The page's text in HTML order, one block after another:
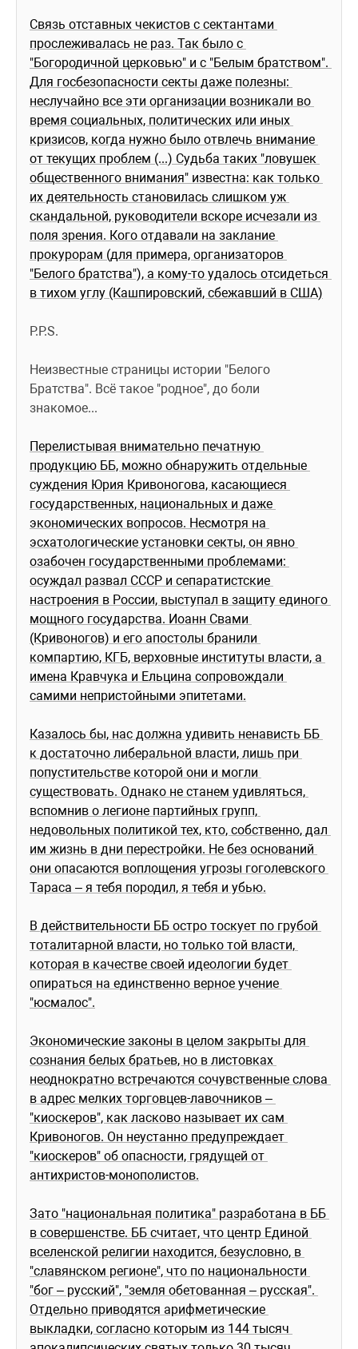
Связь отставных чекистов с сектантами
прослеживалась не раз. Так было с
"Богородичной церковью" и с "Белым братством".
Для госбезопасности секты даже полезны:
неслучайно все эти организации возникали во
время социальных, политических или иных
кризисов, когда нужно было отвлечь внимание
от текущих проблем (...) Судьба таких "ловушек
общественного внимания" известна: как только
их деятельность становилась слишком уж
скандальной, руководители вскоре исчезали из
поля зрения. Кого отдавали на заклание
прокурорам (для примера, организаторов
"Белого братства"), а кому-то удалось отсидеться
в тихом углу (Кашпировский, сбежавший в США)
P.P.S.
Неизвестные страницы истории "Белого
Братства". Всё такое "родное", до боли
знакомое...
Перелистывая внимательно печатную
продукцию ББ, можно обнаружить отдельные
суждения Юрия Кривоногова, касающиеся
государственных, национальных и даже
экономических вопросов. Несмотря на
эсхатологические установки секты, он явно
озабочен государственными проблемами:
осуждал развал СССР и сепаратистские
настроения в России, выступал в защиту единого
мощного государства. Иоанн Свами
(Кривоногов) и его апостолы бранили
компартию, КГБ, верховные институты власти, а
имена Кравчука и Ельцина сопровождали
самими непристойными эпитетами.
Казалось бы, нас должна удивить ненависть ББ
к достаточно либеральной власти, лишь при
попустительстве которой они и могли
существовать. Однако не станем удивляться,
вспомнив о легионе партийных групп,
недовольных политикой тех, кто, собственно, дал
им жизнь в дни перестройки. Не без оснований
они опасаются воплощения угрозы гоголевского
Тараса – я тебя породил, я тебя и убью.
В действительности ББ остро тоскует по грубой
тоталитарной власти, но только той власти,
которая в качестве своей идеологии будет
опираться на единственно верное учение
"юсмалос".
Экономические законы в целом закрыты для
сознания белых братьев, но в листовках
неоднократно встречаются сочувственные слова
в адрес мелких торговцев-лавочников –
"киоскеров", как ласково называет их сам
Кривоногов. Он неустанно предупреждает
"киоскеров" об опасности, грядущей от
антихристов-монополистов.
Зато "национальная политика" разработана в ББ
в совершенстве. ББ считает, что центр Единой
вселенской религии находится, безусловно, в
"славянском регионе", что по национальности
"бог – русский", "земля обетованная – русская".
Отдельно приводятся арифметические
выкладки, согласно которым из 144 тысяч